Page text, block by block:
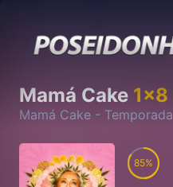
Mamá Cake 1x8
Mamá Cake - Temporada
85